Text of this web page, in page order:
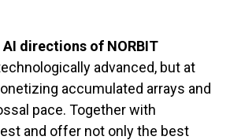
directions of NORBIT
advanced, but at
accumulated arrays and
pace. Together with
and offer not only the best